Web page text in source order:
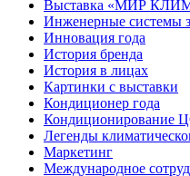
Выставка «МИР
Инженерные системы
Инновация года
История бренда
История в лицах
Картинки с выставки
Кондиционер года
Кондиционирование
Легенды
Маркетинг
Международное